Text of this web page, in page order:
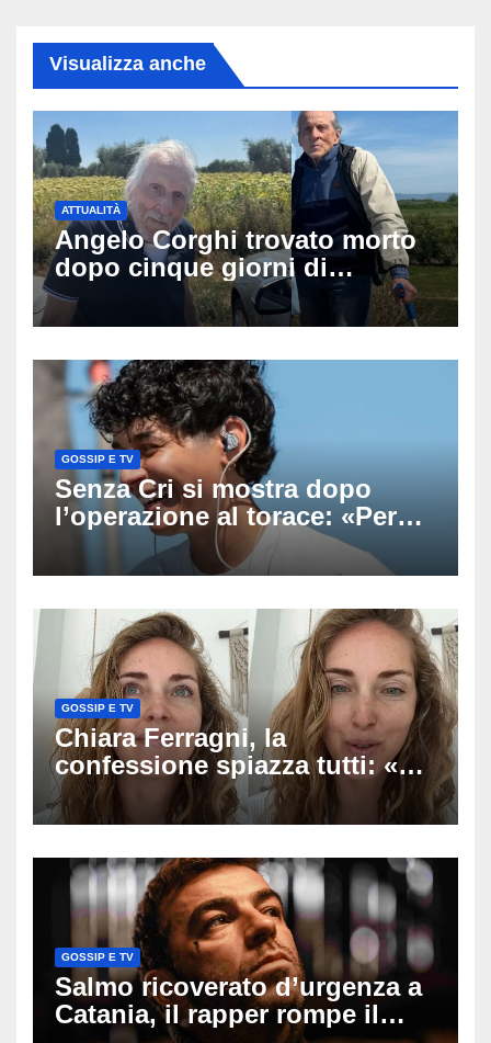
Visualizza anche
ATTUALITÀ
Angelo Corghi trovato morto
dopo cinque giorni di
ricerche: il giallo dell’80enne
scomparso dopo essere
GOSSIP E TV
Senza Cri si mostra dopo
l’operazione al torace: «Per
anni mi sentivo in trappola», il
racconto sul difficile percorso
GOSSIP E TV
Chiara Ferragni, la
confessione spiazza tutti: «Un
mio ex voleva che mi rifacessi
il seno». Poi svela i ritocchi di
GOSSIP E TV
Salmo ricoverato d’urgenza a
Catania, il rapper rompe il